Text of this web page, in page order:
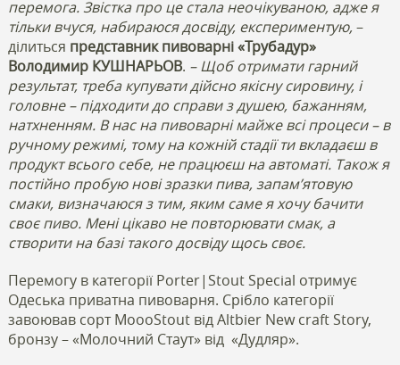
перемога. Звістка про це стала неочікуваною, адже я
тільки вчуся, набираюся досвіду, експериментую, –
ділиться представник пивоварні «Трубадур»
Володимир КУШНАРЬОВ. – Щоб отримати гарний
результат, треба купувати дійсно якісну сировину, і
головне – підходити до справи з душею, бажанням,
натхненням. В нас на пивоварні майже всі процеси – в
ручному режимі, тому на кожній стадії ти вкладаєш в
продукт всього себе, не працюєш на автоматі. Також я
постійно пробую нові зразки пива, запам’ятовую
смаки, визначаюся з тим, яким саме я хочу бачити
своє пиво. Мені цікаво не повторювати смак, а
створити на базі такого досвіду щось своє.
Перемогу в категорії Porter|Stout Special отримує
Одеська приватна пивоварня. Срібло категорії
завоював сорт MoooStout від Altbier New craft Story,
бронзу – «Молочний Стаут» від «Дудляр».